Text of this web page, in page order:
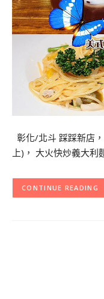
彰化/北斗 踩踩新店
上)， 大火快炒義大
CONTINUE READING